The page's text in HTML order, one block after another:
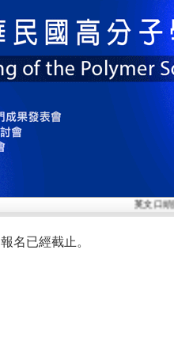
英文口頭
報名已經截止。